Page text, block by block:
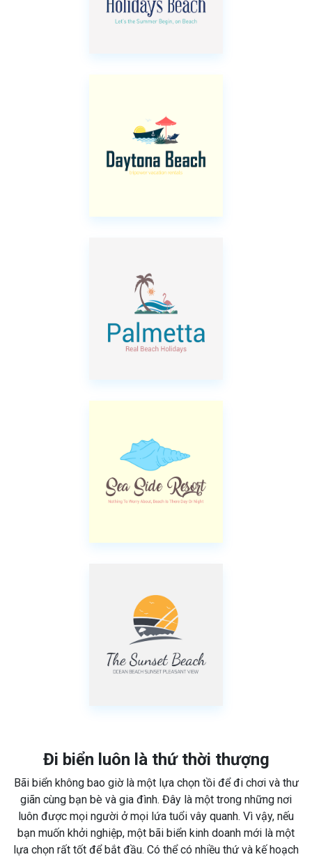
Đi biển luôn là thứ thời thượng
Bãi biển không bao giờ là một lựa chọn tồi để đi chơi và thư
giãn cùng bạn bè và gia đình. Đây là một trong những nơi
luôn được mọi người ở mọi lứa tuổi vây quanh. Vì vậy, nếu
bạn muốn khởi nghiệp, một bãi biển kinh doanh mới là một
lựa chọn rất tốt để bắt đầu. Có thể có nhiều thứ và kế hoạch